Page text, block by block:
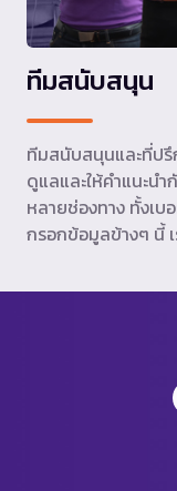
ทีมสนับสนุน
ทีมสนับสนุนและที่ปรึ
ดูแลและให้คำแนะน
หลายช่องทาง ทั้งเบ
กรอกข้อมูลข้างๆ นี้